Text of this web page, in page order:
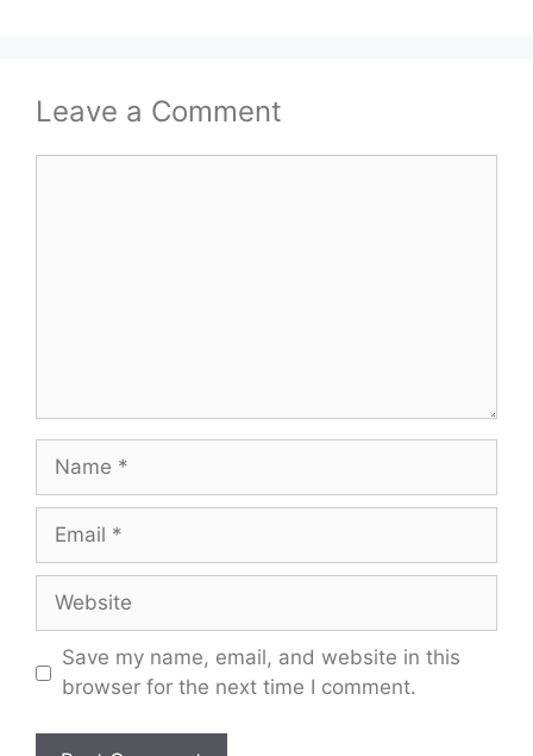
Leave a Comment
Name
Email
Website
Save my name, email, and website in this
browser for the next time I comment.